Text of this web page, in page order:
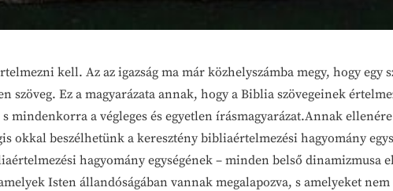
kell. Az az igazság ma már közhelyszámba megy, hogy egy
Ez a magyarázata annak, hogy a Biblia szövegeinek
mindenkorra a végleges és egyetlen írásmagyarázat.Annak
okkal beszélhetünk a keresztény bibliaértelmezési hagyomány
hagyomány egységének – minden belső dinamizmusa
Isten állandóságában vannak megalapozva, s amelyeket